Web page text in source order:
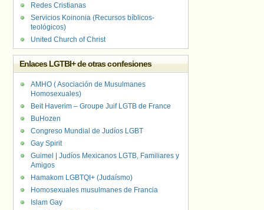
Redes Cristianas
Servicios Koinonia (Recursos bíblicos-
teológicos)
United Church of Christ
Enlaces LGTBI+ de otras confesiones
AMHO ( Asociación de Musulmanes
Homosexuales)
Beit Haverim – Groupe Juif LGTB de France
BuHozen
Congreso Mundial de Judíos LGBT
Gay Spirit
Guimel | Judíos Mexicanos LGTB, Familiares y
Amigos
Hamakom LGBTQI+ (Judaísmo)
Homosexuales musulmanes de Francia
Islam Gay